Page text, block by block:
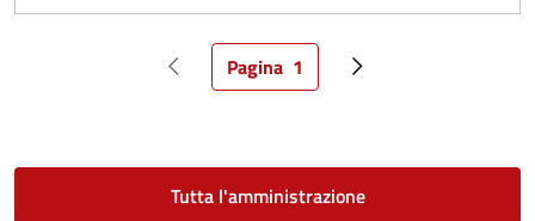
Pagina precedente
Pagina attuale
Pagina 1 Pagina successiva
Tutta l'amministrazione